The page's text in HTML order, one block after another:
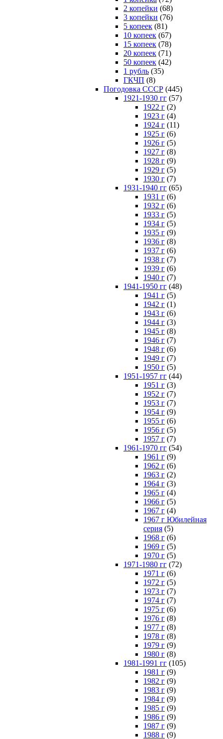
2 копейки (68)
3 копейки (76)
5 копеек (81)
10 копеек (67)
15 копеек (78)
20 копеек (71)
50 копеек (42)
1 рубль (35)
ГКЧП (8)
Погодовка СССР (445)
1921-1930 гг (57)
1922 г (2)
1923 г (4)
1924 г (11)
1925 г (6)
1926 г (5)
1927 г (8)
1928 г (9)
1929 г (5)
1930 г (7)
1931-1940 гг (65)
1931 г (6)
1932 г (6)
1933 г (5)
1934 г (5)
1935 г (9)
1936 г (8)
1937 г (6)
1938 г (7)
1939 г (6)
1940 г (7)
1941-1950 гг (48)
1941 г (5)
1942 г (1)
1943 г (6)
1944 г (3)
1945 г (8)
1946 г (7)
1948 г (6)
1949 г (7)
1950 г (5)
1951-1957 гг (44)
1951 г (3)
1952 г (7)
1953 г (7)
1954 г (9)
1955 г (6)
1956 г (5)
1957 г (7)
1961-1970 гг (54)
1961 г (9)
1962 г (6)
1963 г (2)
1964 г (3)
1965 г (4)
1966 г (5)
1967 г (4)
1967 г Юбилейная
серия (5)
1968 г (6)
1969 г (5)
1970 г (5)
1971-1980 гг (72)
1971 г (6)
1972 г (5)
1973 г (7)
1974 г (7)
1975 г (6)
1976 г (8)
1977 г (8)
1978 г (8)
1979 г (9)
1980 г (8)
1981-1991 гг (105)
1981 г (9)
1982 г (9)
1983 г (9)
1984 г (9)
1985 г (9)
1986 г (9)
1987 г (9)
1988 г (9)